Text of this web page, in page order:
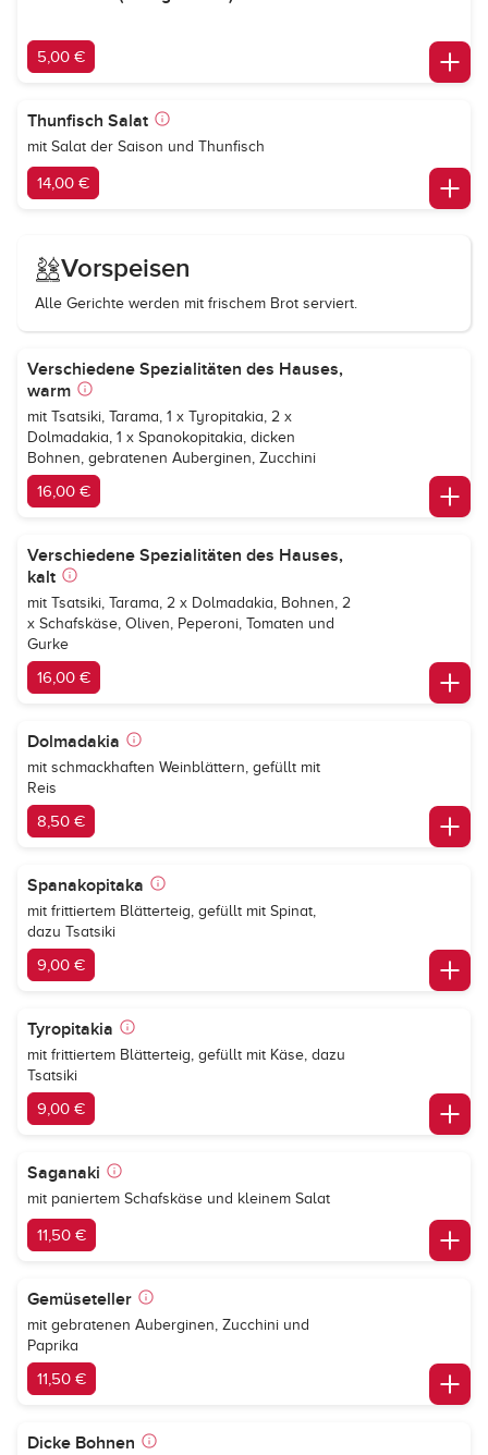
5,00 €
Thunfisch Salat
mit Salat der Saison und Thunfisch
14,00 €
Vorspeisen
Alle Gerichte werden mit frischem Brot serviert.
Verschiedene Spezialitäten des Hauses,
warm
mit Tsatsiki, Tarama, 1 x Tyropitakia, 2 x
Dolmadakia, 1 x Spanokopitakia, dicken
Bohnen, gebratenen Auberginen, Zucchini
16,00 €
Verschiedene Spezialitäten des Hauses,
kalt
mit Tsatsiki, Tarama, 2 x Dolmadakia, Bohnen, 2
x Schafskäse, Oliven, Peperoni, Tomaten und
Gurke
16,00 €
Dolmadakia
mit schmackhaften Weinblättern, gefüllt mit
Reis
8,50 €
Spanakopitaka
mit frittiertem Blätterteig, gefüllt mit Spinat,
dazu Tsatsiki
9,00 €
Tyropitakia
mit frittiertem Blätterteig, gefüllt mit Käse, dazu
Tsatsiki
9,00 €
Saganaki
mit paniertem Schafskäse und kleinem Salat
11,50 €
Gemüseteller
mit gebratenen Auberginen, Zucchini und
Paprika
11,50 €
Dicke Bohnen